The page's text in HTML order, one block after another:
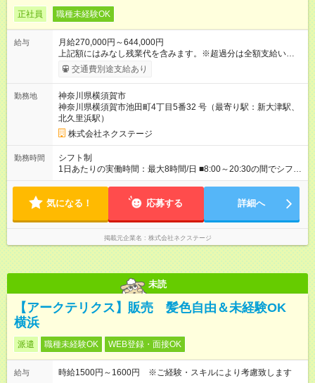
正社員 職種未経験OK
給与
月給270,000円～644,000円
上記額にはみなし残業代を含みます。※超過分は全額支給いたし
ます。 みなし残業代 59,000円／月 みなし残業時間 29時間／月
※スキル・能力等を考慮の上決定します。 ＼★ご希望の働き方
ーバル型（全国転勤あり） 月収32万円～64万4，000円 ※グロ
ーバル手当4万1，000円／月を含みます。 ■中域型（エリア内勤
務：県を跨ぐ転勤あり・転居は応相談） 月収29万円～60万7，
000円 ■地域限定型（転居を伴う転勤なし：通勤可能な範囲の
み） 月収270万～58万3，000円 【 昇給・賞与 】 ■昇給：年1
回 ■賞与：通常賞与/年4回＋チーム賞与/年2回（☆あなたの活躍
に合わせて支給！※規定あり） 【試用期間】試用期間あり 試用
交通費別途支給あり
勤務地
神奈川県横須賀市
神奈川県横須賀市池田町4丁目5番32 号（最寄り駅：新大津駅、
北久里浜駅）
株式会社ネクステージ
勤務時間
シフト制
1日あたりの実働時間：最大8時間/日 ■8:00～20:30の間でシフト
制（実働8h／休憩60分） ※9:30～18:30（メイン時間帯）を軸
業が少なめなので、仕事終わりの趣味や家族と過ごす時間もた
気になる！ 応募する 詳細へ
掲載元企業名 株式会社ネクステージ
未読
【アークテリクス】販売 髪色自由＆未経験OK
横浜
派遣 職種未経験OK WEB登録・面接OK
給与 時給1500円～1600円 ※ご経験・スキルにより考慮致します